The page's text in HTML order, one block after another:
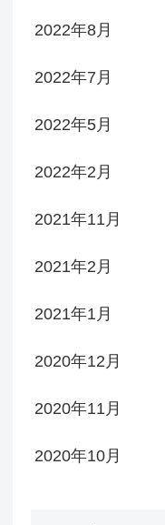
2022年8月
2022年7月
2022年5月
2022年2月
2021年11月
2021年2月
2021年1月
2020年12月
2020年11月
2020年10月